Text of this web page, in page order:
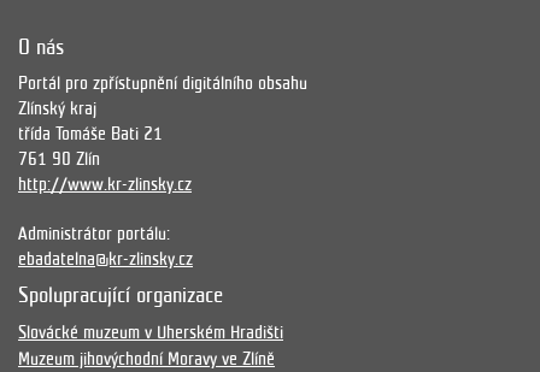
O nás
Portál pro zpřístupnění digitálního obsahu
Zlínský kraj
třída Tomáše Bati 21
761 90 Zlín
http://www.kr-zlinsky.cz
Administrátor portálu:
ebadatelna@kr-zlinsky.cz
Spolupracující organizace
Slovácké muzeum v Uherském Hradišti
Muzeum jihovýchodní Moravy ve Zlíně